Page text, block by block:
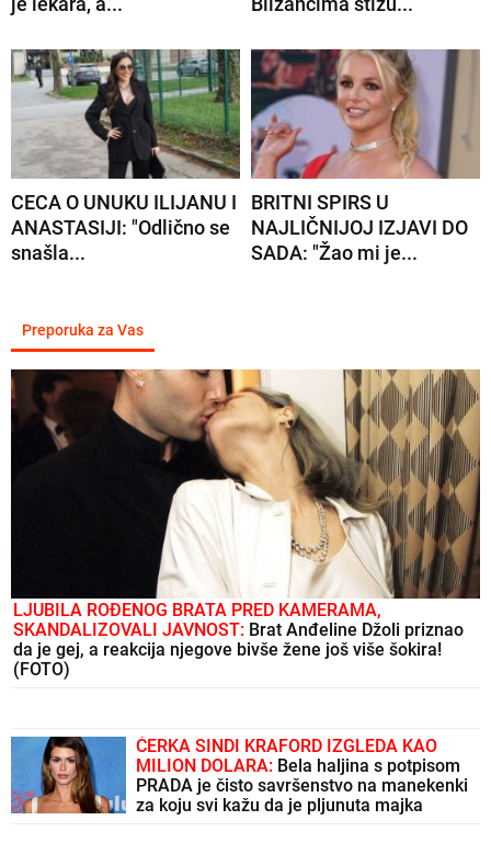
CECA O UNUKU ILIJANU I
ANASTASIJI: "Odlično se
snašla...
BRITNI SPIRS U
NAJLIČNIJOJ IZJAVI DO
SADA: "Žao mi je...
Preporuka za Vas
LJUBILA ROĐENOG BRATA PRED KAMERAMA,
SKANDALIZOVALI JAVNOST: Brat Anđeline Džoli priznao
da je gej, a reakcija njegove bivše žene još više šokira!
(FOTO)
ĆERKA SINDI KRAFORD IZGLEDA KAO
MILION DOLARA: Bela haljina s potpisom
PRADA je čisto savršenstvo na manekenki
za koju svi kažu da je pljunuta majka